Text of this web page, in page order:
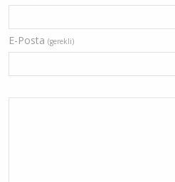
E-Posta (gerekli)